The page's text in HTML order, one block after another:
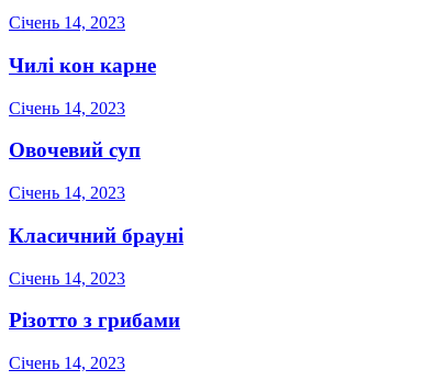
Січень 14, 2023
Чилі кон карне
Січень 14, 2023
Овочевий суп
Січень 14, 2023
Класичний брауні
Січень 14, 2023
Різотто з грибами
Січень 14, 2023